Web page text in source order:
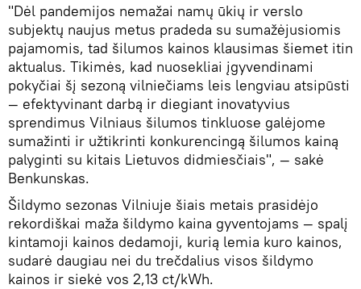
"Dėl pandemijos nemažai namų ūkių ir verslo
subjektų naujus metus pradeda su sumažėjusiomis
pajamomis, tad šilumos kainos klausimas šiemet itin
aktualus. Tikimės, kad nuosekliai įgyvendinami
pokyčiai šį sezoną vilniečiams leis lengviau atsipūsti
— efektyvinant darbą ir diegiant inovatyvius
sprendimus Vilniaus šilumos tinkluose galėjome
sumažinti ir užtikrinti konkurencingą šilumos kainą
palyginti su kitais Lietuvos didmiesčiais", — sakė
Benkunskas.
Šildymo sezonas Vilniuje šiais metais prasidėjo
rekordiškai maža šildymo kaina gyventojams — spalį
kintamoji kainos dedamoji, kurią lemia kuro kainos,
sudarė daugiau nei du trečdalius visos šildymo
kainos ir siekė vos 2,13 ct/kWh.